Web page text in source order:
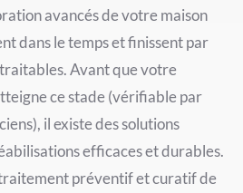
avancés de votre maison
dans le temps et finissent par
Avant que votre
ce stade (vérifiable par
il existe des solutions
efficaces et durables.
préventif et curatif de